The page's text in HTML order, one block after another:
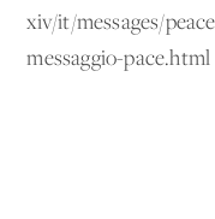
xiv/it/messages/
messaggio-pace.html